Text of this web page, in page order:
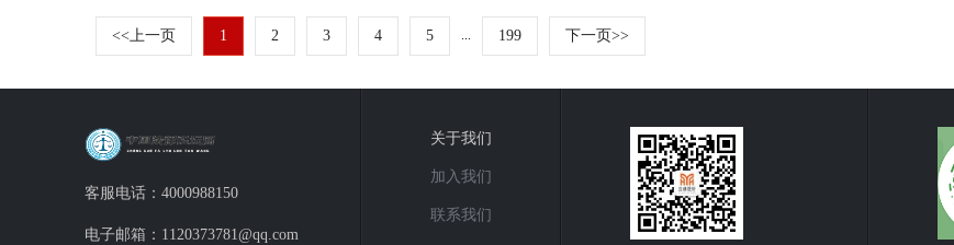
<<上一页 1 2 3 4 5 ... 199 下一页>>
客服电话：4000988150
电子邮箱：1120373781@qq.com
关于我们
加入我们
联系我们